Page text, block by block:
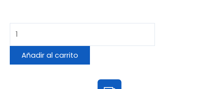
40515
cantidad
Añadir al carrito